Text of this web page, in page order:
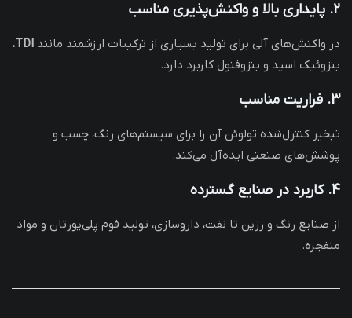
2. پایداری بالا و واکنش‌پذیری مناسب
در واکنش‌های آلی برای تولید بسیاری از ترکیبات ارزشمند مانند TDI،
بنزوئیک اسید و بنزوفنول کاربرد دارد.
3. فراریت مناسب
تبخیر کنترل‌شده تولوئن آن را برای سیستم‌های رنگ، چسب و
پوشش‌های صنعتی ایده‌آل می‌کند.
4. کاربرد در صنایع گسترده
از صنایع رنگ و رزین تا نفت، داروسازی، تولید فوم پلی‌یورتان و مواد
منفجره.